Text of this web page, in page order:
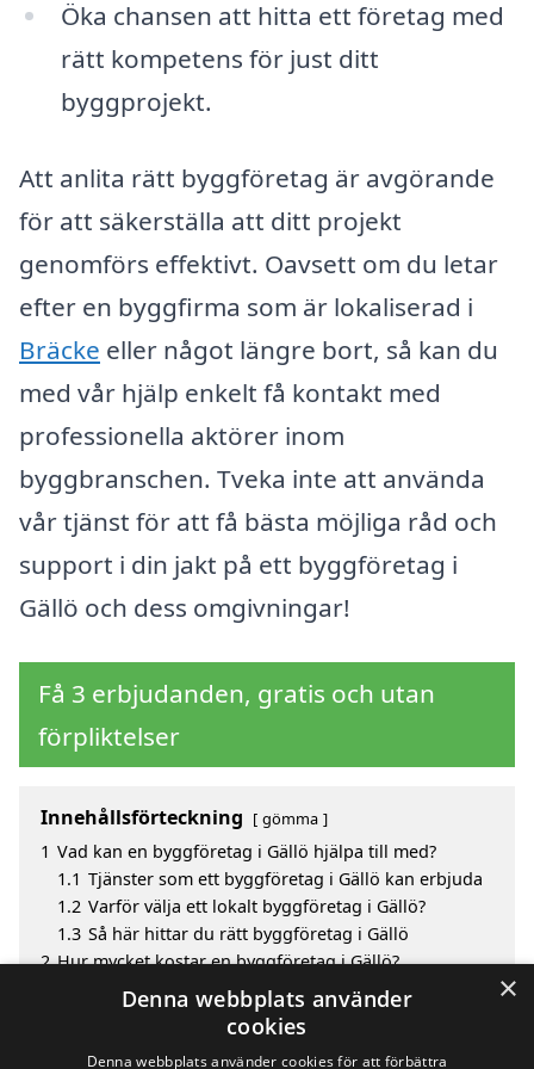
Öka chansen att hitta ett företag med
rätt kompetens för just ditt
byggprojekt.
Att anlita rätt byggföretag är avgörande
för att säkerställa att ditt projekt
genomförs effektivt. Oavsett om du letar
efter en byggfirma som är lokaliserad i
Bräcke eller något längre bort, så kan du
med vår hjälp enkelt få kontakt med
professionella aktörer inom
byggbranschen. Tveka inte att använda
vår tjänst för att få bästa möjliga råd och
support i din jakt på ett byggföretag i
Gällö och dess omgivningar!
Få 3 erbjudanden, gratis och utan
förpliktelser
Innehållsförteckning gömma
1 Vad kan en byggföretag i Gällö hjälpa till med?
1.1 Tjänster som ett byggföretag i Gällö kan erbjuda
1.2 Varför välja ett lokalt byggföretag i Gällö?
1.3 Så här hittar du rätt byggföretag i Gällö
2 Hur mycket kostar en byggföretag i Gällö?
Fördelar med att välja byggföretag i Gällö
Sök efter en skicklig byggföretag i de omgivande
×
Denna webbplats använder
cookies
Denna webbplats använder cookies för att förbättra